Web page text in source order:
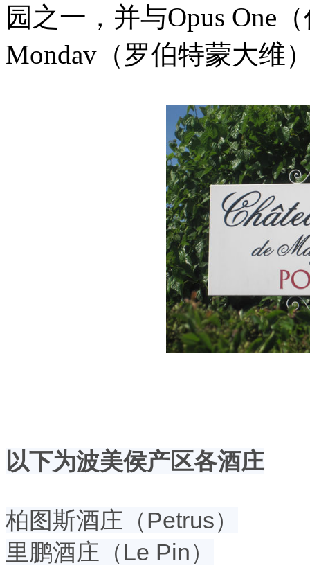
园之一，并与Opus One
Mondav（罗伯特蒙大维
以下为波美侯产区各酒庄
柏图斯酒庄（Petrus）
里鹏酒庄（Le Pin）